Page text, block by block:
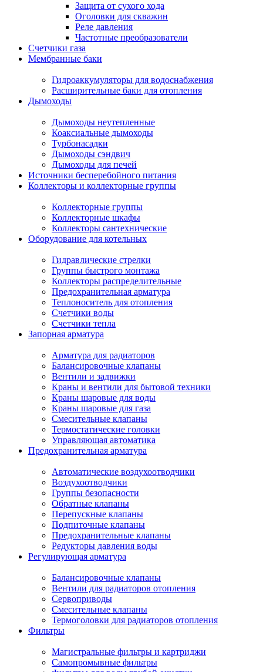
Защита от сухого хода
Оголовки для скважин
Реле давления
Частотные преобразователи
Счетчики газа
Мембранные баки
Гидроаккумуляторы для водоснабжения
Расширительные баки для отопления
Дымоходы
Дымоходы неутепленные
Коаксиальные дымоходы
Турбонасадки
Дымоходы сэндвич
Дымоходы для печей
Источники бесперебойного питания
Коллекторы и коллекторные группы
Коллекторные группы
Коллекторные шкафы
Коллекторы сантехнические
Оборудование для котельных
Гидравлические стрелки
Группы быстрого монтажа
Коллекторы распределительные
Предохранительная арматура
Теплоноситель для отопления
Счетчики воды
Счетчики тепла
Запорная арматура
Арматура для радиаторов
Балансировочные клапаны
Вентили и задвижки
Краны и вентили для бытовой техники
Краны шаровые для воды
Краны шаровые для газа
Смесительные клапаны
Термостатические головки
Управляющая автоматика
Предохранительная арматура
Автоматические воздухоотводчики
Воздухоотводчики
Группы безопасности
Обратные клапаны
Перепускные клапаны
Подпиточные клапаны
Предохранительные клапаны
Редукторы давления воды
Регулирующая арматура
Балансировочные клапаны
Вентили для радиаторов отопления
Сервоприводы
Смесительные клапаны
Термоголовки для радиаторов отопления
Фильтры
Магистральные фильтры и картриджи
Самопромывные фильтры